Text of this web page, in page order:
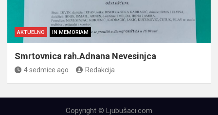
AKTUELNO IN MEMORIAM
Smrtovnica rah.Adnana Nevesinjca
4 sedmice ago Redakcija
Copyright © Ljubušaci.com